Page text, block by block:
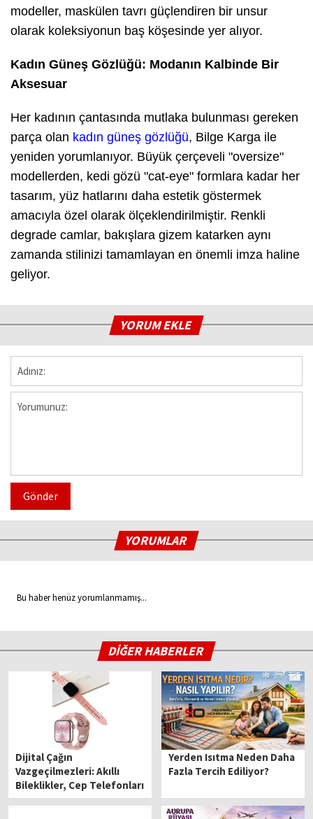
modeller, maskülen tavrı güçlendiren bir unsur
olarak koleksiyonun baş köşesinde yer alıyor.
Kadın Güneş Gözlüğü: Modanın Kalbinde Bir
Aksesuar
Her kadının çantasında mutlaka bulunması gereken
parça olan kadın güneş gözlüğü, Bilge Karga ile
yeniden yorumlanıyor. Büyük çerçeveli "oversize"
modellerden, kedi gözü "cat-eye" formlara kadar her
tasarım, yüz hatlarını daha estetik göstermek
amacıyla özel olarak ölçeklendirilmiştir. Renkli
degrade camlar, bakışlara gizem katarken aynı
zamanda stilinizi tamamlayan en önemli imza haline
geliyor.
YORUM EKLE
Gönder
YORUMLAR
Bu haber henüz yorumlanmamış...
DİĞER HABERLER
Dijital Çağın
Vazgeçilmezleri: Akıllı
Bileklikler, Cep Telefonları
ve Güvenilir Alışveriş
Yerden Isıtma Neden Daha
Fazla Tercih Ediliyor?